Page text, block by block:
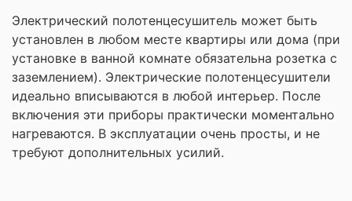
Электрический полотенцесушитель может быть
установлен в любом месте квартиры или дома (при
установке в ванной комнате обязательна розетка с
заземлением). Электрические полотенцесушители
идеально вписываются в любой интерьер. После
включения эти приборы практически моментально
нагреваются. В эксплуатации очень просты, и не
требуют дополнительных усилий.